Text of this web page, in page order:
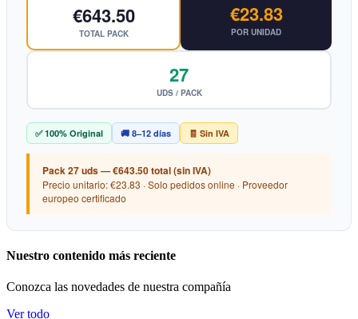
€643.50
TOTAL PACK
€23.83
POR UNIDAD
27
UDS / PACK
✅ 100% Original 🚚 8–12 días 🧾 Sin IVA
Pack 27 uds — €643.50 total (sin IVA)
Precio unitario: €23.83 · Solo pedidos online · Proveedor
europeo certificado
Nuestro contenido más reciente
Conozca las novedades de nuestra compañía
Ver todo